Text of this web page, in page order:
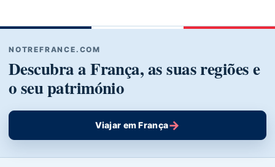
NOTREFRANCE.COM
Descubra a França, as suas regiões e
o seu património
Viajar em França→